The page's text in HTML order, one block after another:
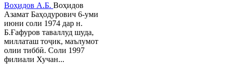
Воҳидов А.Б. Воҳидов
Азамат Баҳодурович 6-уми
июни соли 1974 дар н.
Б.Ғафуров таваллуд шуда,
миллаташ тоҷик, маълумот
олии тиббӣ. Соли 1997
филиали Хучан...